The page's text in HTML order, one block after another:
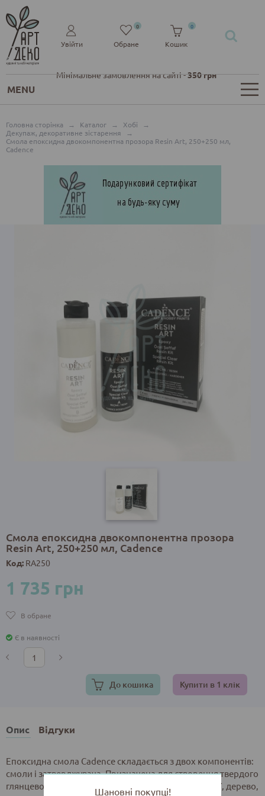
Мінімальне замовлення на сайті -350 грн
Увійти Обране
0
Кошик
0
MENU
Головна сторінка → Каталог → Хобі
→
Декупаж, декоративне зістарення
→
Смола епоксидна двокомпонентна прозора Resin Art, 250+250 мл,
Cadence
Смола епоксидна двокомпонентна прозора
Resin Art, 250+250 мл, Cadence
Код: RA250
1 735 грн
В обране
Є в наявності
До кошика Купити в 1 клік
Опис Відгуки
Епоксидна смола Cadence складається з двох компонентів:
смоли і затверджувача. Призначена для створення твердого
глянцевого шару на таких поверхнях як: фотографії, дерево,
Шановні покупці!